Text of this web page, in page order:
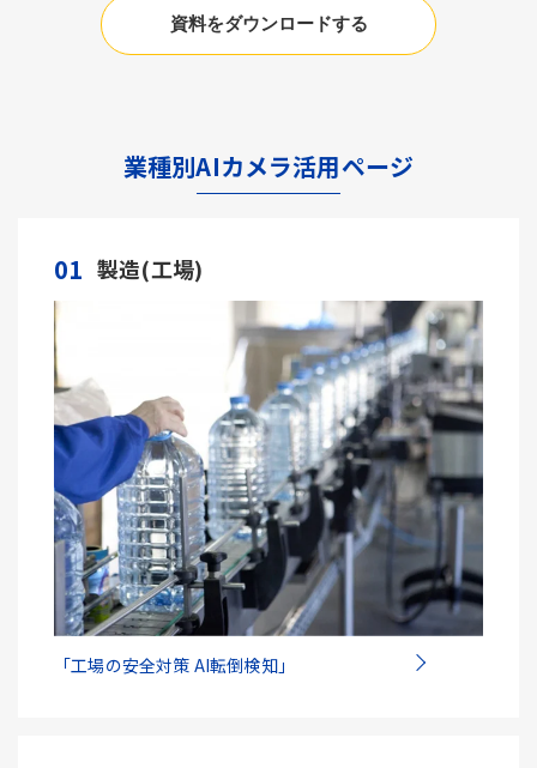
資料をダウンロードする
業種別AIカメラ活用ページ
01 製造(工場)
「工場の安全対策 AI転倒検知」